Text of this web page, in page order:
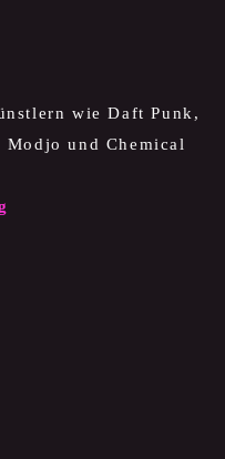
wie Daft Punk,
und Chemical